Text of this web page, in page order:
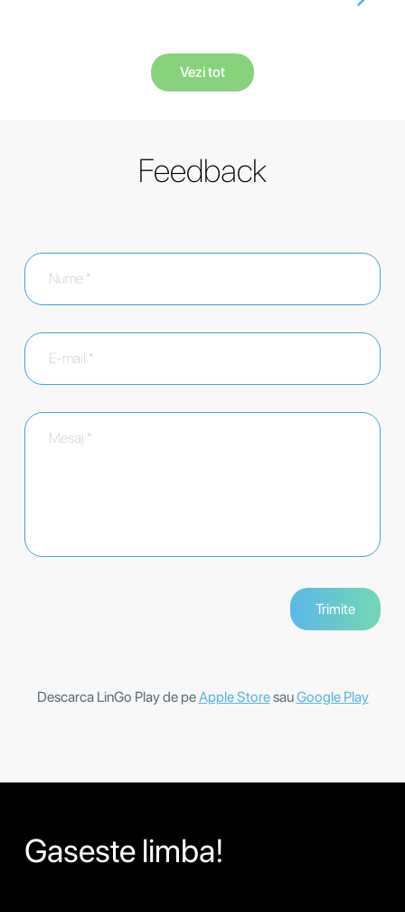
Vezi tot
Feedback
Descarca LinGo Play de peApple StoresauGoogle Play
Gaseste limba!